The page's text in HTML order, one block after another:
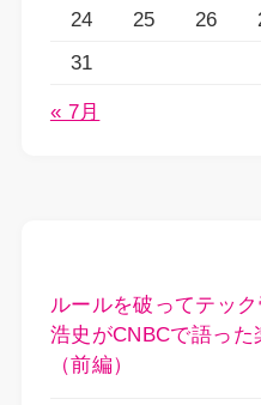
24
25 26
31
« 7月
ルールを破ってテッ
浩史がCNBCで語っ
（前編）